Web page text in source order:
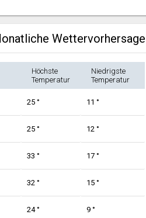
Wettervorhersage
Höchste
Temperatur
Niedrigste
Temperatur
25 ° 11 °
25 ° 12 °
33 ° 17 °
32 ° 15 °
24 ° 9 °